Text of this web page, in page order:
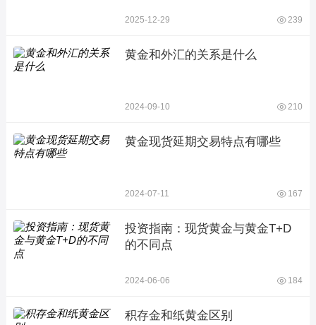
2025-12-29 239
黄金和外汇的关系是什么
2024-09-10 210
黄金现货延期交易特点有哪些
2024-07-11 167
投资指南：现货黄金与黄金T+D
的不同点
2024-06-06 184
积存金和纸黄金区别